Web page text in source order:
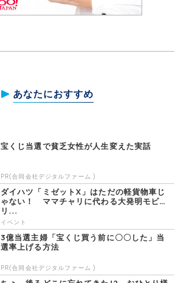
あなたにおすすめ
宝くじ当選で貧乏女性が人生変えた実話
PR(合同会社デジタルファーム )
ダイハツ「ミゼットX」はただの軽貨物車じ
ゃない！ ママチャリに代わる大発明モビ
リ...
イベント
3億当選主婦「宝くじ買う前に〇〇した」当
選率上げる方法
PR(合同会社デジタルファーム )